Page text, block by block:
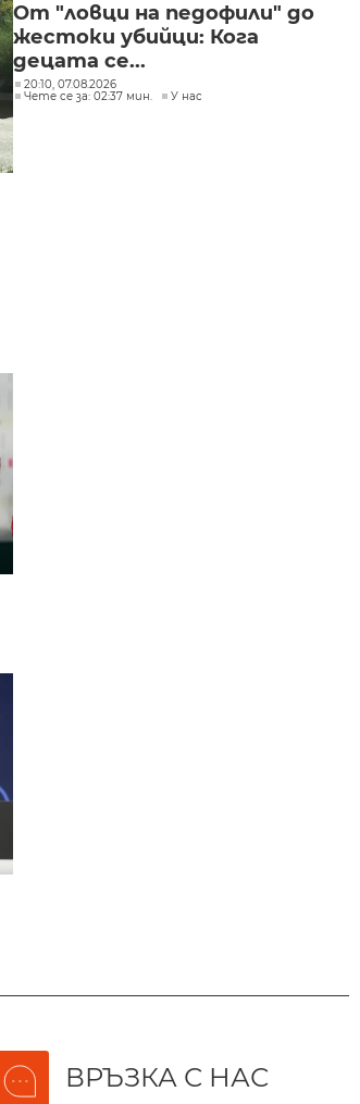
От "ловци на педофили" до
жестоки убийци: Кога
децата се...
20:10, 07.08.2026
Чете се за: 02:37 мин.
У нас
ВРЪЗКА С НАС